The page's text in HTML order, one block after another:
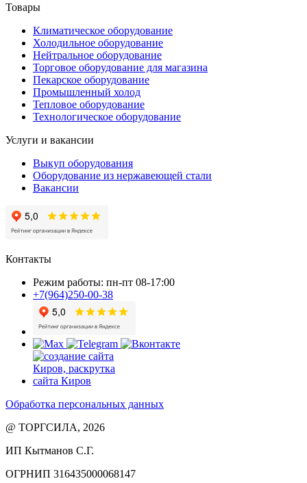
Товары
Климатическое оборудование
Холодильное оборудование
Нейтральное оборудование
Торговое оборудование для магазина
Пекарское оборудование
Промышленный холод
Тепловое оборудование
Технологическое оборудование
Услуги и вакансии
Выкуп оборудования
Оборудование из нержавеющей стали
Вакансии
Контакты
Режим работы: пн-пт 08-17:00
+7(964)250-00-38
Обработка персональных данных
@ ТОРГСИЛА, 2026
ИП Кытманов С.Г.
ОГРНИП 316435000068147